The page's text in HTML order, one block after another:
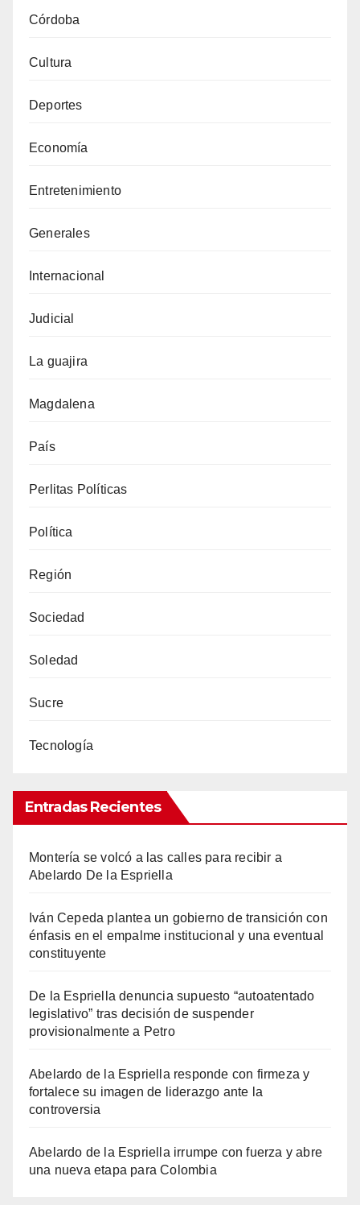
Córdoba
Cultura
Deportes
Economía
Entretenimiento
Generales
Internacional
Judicial
La guajira
Magdalena
País
Perlitas Políticas
Política
Región
Sociedad
Soledad
Sucre
Tecnología
Entradas Recientes
Montería se volcó a las calles para recibir a
Abelardo De la Espriella
Iván Cepeda plantea un gobierno de transición con
énfasis en el empalme institucional y una eventual
constituyente
De la Espriella denuncia supuesto “autoatentado
legislativo” tras decisión de suspender
provisionalmente a Petro
Abelardo de la Espriella responde con firmeza y
fortalece su imagen de liderazgo ante la
controversia
Abelardo de la Espriella irrumpe con fuerza y abre
una nueva etapa para Colombia